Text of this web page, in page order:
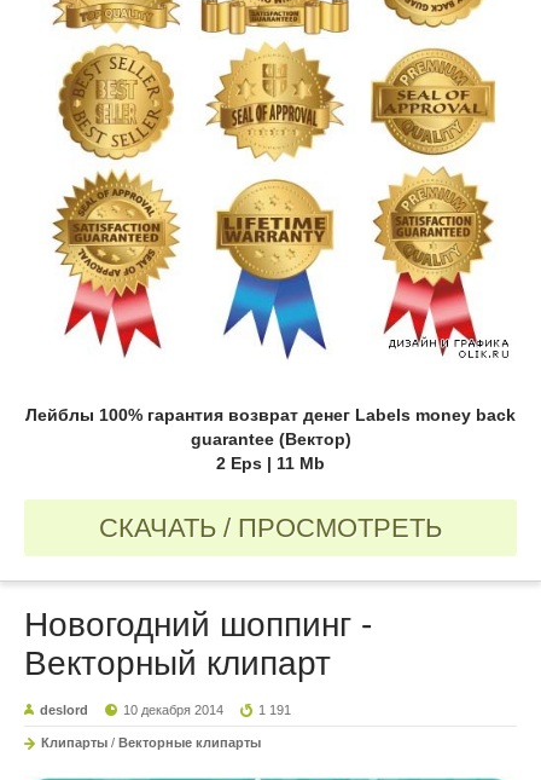
Лейблы 100% гарантия возврат денег Labels money back
guarantee (Вектор)
2 Eps | 11 Mb
СКАЧАТЬ / ПРОСМОТРЕТЬ
Новогодний шоппинг -
Векторный клипарт
deslord 10 декабря 2014 1 191
Клипарты / Векторные клипарты